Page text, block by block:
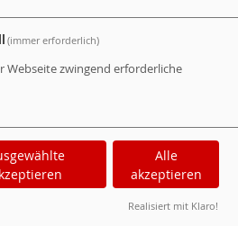
am
bleibt unter
Bei der
mit
der Vorstand in
Es wurden
(immer erforderlich)
Webseite zwingend erforderliche
Alle
akzeptieren
Realisiert mit Klaro!